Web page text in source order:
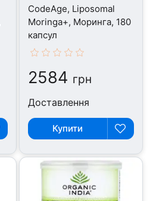
CodeAge, Liposomal
Moringa+, Моринга, 180
капсул
2584 грн
Доставлення
Купити